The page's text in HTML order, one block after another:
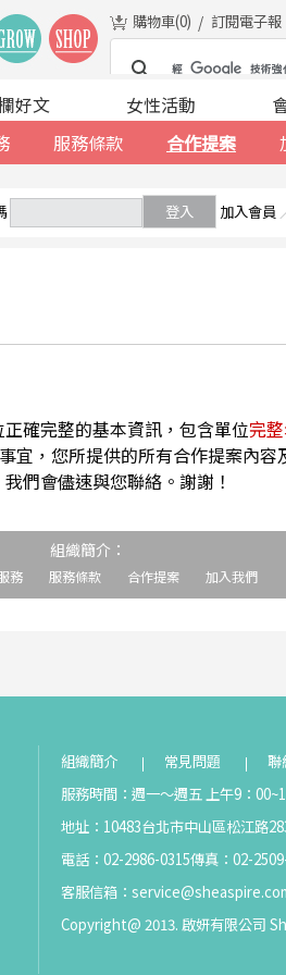
購物車(0) 訂閱電子報
服務條款 合作提案
好文 女性活動
登入 加入會員
確完整的基本資訊，包含單位完
宜，您所提供的所有合作提案內
們會儘速與您聯絡。謝謝！
組織簡介：
務 服務條款 合作提案 加入我們
組織簡介 常見問題 聯
服務時間：週一～週五 上午9：
地址：10483台北市中山區松江路
電話：02-2986-0315傳真：02-
客服信箱：
Copyright@ 2013. 啟妍有限公司